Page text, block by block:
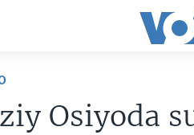
Osiyoda